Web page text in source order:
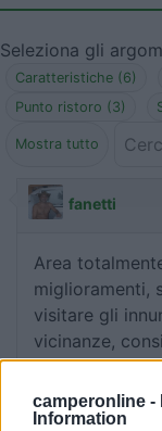
camperonline -
Information
Seleziona gli
Caratteristiche (6)
Punto ristoro (3)
Mostra tutto
fanetti
Area
miglioramenti,
visitare gli
vicinanze,
raggio di 15/
comoda con
ristorante